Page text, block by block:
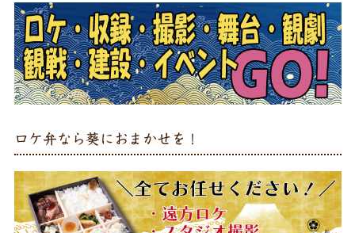
ロケ弁なら葵におまかせを！